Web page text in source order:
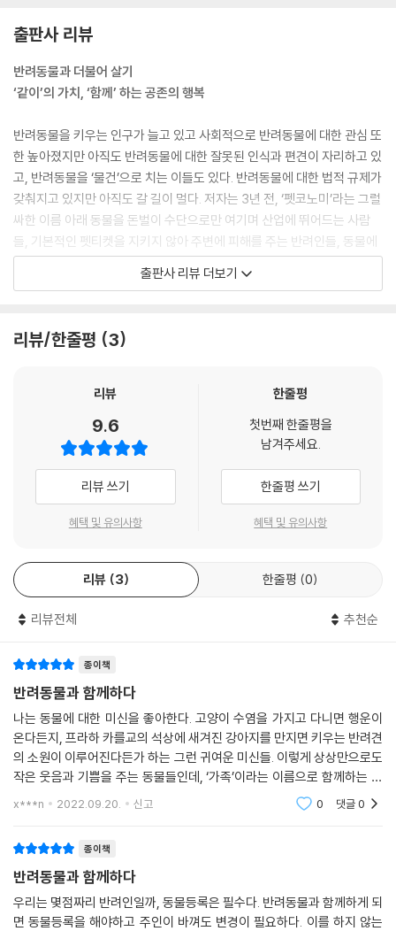
출판사 리뷰
반려동물과 더불어 살기
‘같이’의 가치, ‘함께’ 하는 공존의 행복
반려동물을 키우는 인구가 늘고 있고 사회적으로 반려동물에 대한 관심 또
한 높아졌지만 아직도 반려동물에 대한 잘못된 인식과 편견이 자리하고 있
고, 반려동물을 ‘물건’으로 치는 이들도 있다. 반려동물에 대한 법적 규제가
갖춰지고 있지만 아직도 갈 길이 멀다. 저자는 3년 전, ‘펫코노미’라는 그럴
싸한 이름 아래 동물을 돈벌이 수단으로만 여기며 산업에 뛰어드는 사람
들, 기본적인 펫티켓을 지키지 않아 주변에 피해를 주는 반려인들, 동물에
대한 잘못된 선입견과 오해를 가진 사람들의 시각 개선을 위해 『반려동물
을 생각한다』를 펴냈다. 그로부터 3년이 지난 지금, 반려동물 산업과 양육
래서 더 강하고 직선적인 발언으로 동물 진료비, 동물 촬영, 유기동물 및 사
롭게 풀어 『반려동물과 함께한다』에 담았다.
출판사 리뷰 더보기
리뷰/한줄평 3
리뷰
9.6
리뷰 쓰기
혜택 및 유의사항
한줄평
첫번째 한줄평을
남겨주세요.
한줄평 쓰기
혜택 및 유의사항
리뷰 3 한줄평 0
리뷰전체 추천순
종이책
반려동물과 함께하다
나는 동물에 대한 미신을 좋아한다. 고양이 수염을 가지고 다니면 행운이
온다든지, 프라하 카를교의 석상에 새겨진 강아지를 만지면 키우는 반려견
의 소원이 이루어진다든가 하는 그런 귀여운 미신들. 이렇게 상상만으로도
작은 웃음과 기쁨을 주는 동물들인데, ‘가족’이라는 이름으로 함께하는 반
려동물은 우리에게 더욱 큰 행복과 넘치는 애정을 준다. 반려동물은 내 삶
x***n 2022.09.20. 신고 0 댓글0
종이책
반려동물과 함께하다
우리는 몇점짜리 반려인일까, 동물등록은 필수다. 반려동물과 함께하게 되
면 동물등록을 해야하고 주인이 바껴도 변경이 필요하다. 이를 하지 않는